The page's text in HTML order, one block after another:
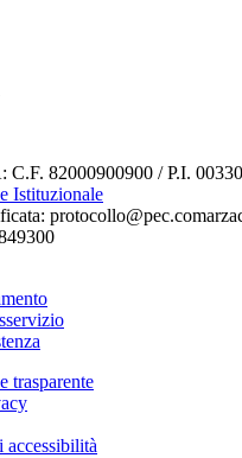
C.F. 82000900900 / P.I.
Istituzionale
trasparente
accessibilità